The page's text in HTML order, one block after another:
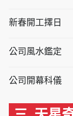
新春開工擇日
公司風水鑑定
公司開幕科儀